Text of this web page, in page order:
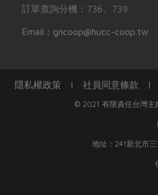
訂單查詢分機：736、739
Email：gncoop@hucc-coop.tw
隱私權政策 | 社員同意條款 |
© 2021 有限責任台灣主
地址：241新北市